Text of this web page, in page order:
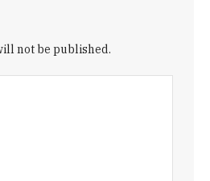
not be published.